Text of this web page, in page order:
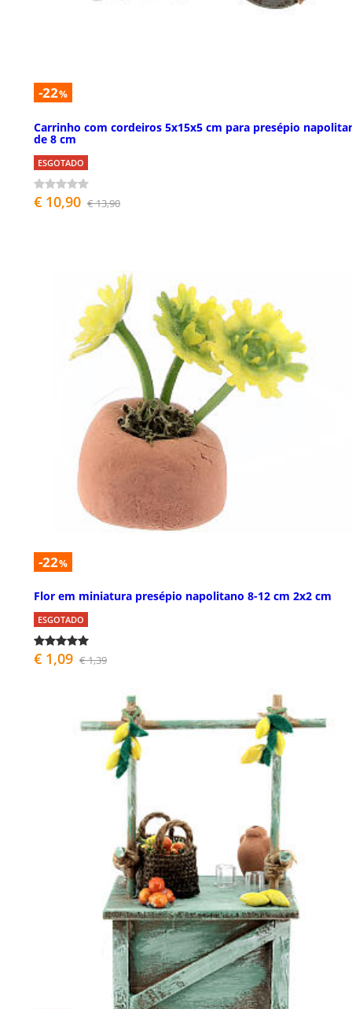
-22%
Carrinho com cordeiros 5x15x5 cm para presépio
de 8 cm
ESGOTADO
€ 10,90 € 13,90
-22%
Flor em miniatura presépio napolitano 8-12 cm 2x2 cm
ESGOTADO
€ 1,09 € 1,39